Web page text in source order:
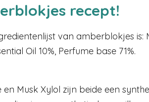
recept!
van amberblokjes is:
Oil 10%, Perfume base 71%.
Musk Xylol zijn beide een